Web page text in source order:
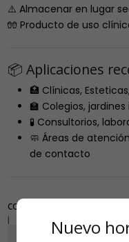
⚠️ Almacenar en lugar
🧤 Producto de uso
📦 Aplicaciones
🏥 Clínicas,
🏫 Colegios,
🧪 Consultorios,
🧼 Áreas de
de contacto
COMPARTIR
Nuevo